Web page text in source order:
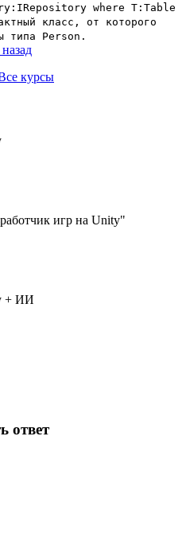
where T:Table
класс, от которого
типа Person.
курсы
игр на Unity"
+ ИИ
ответ